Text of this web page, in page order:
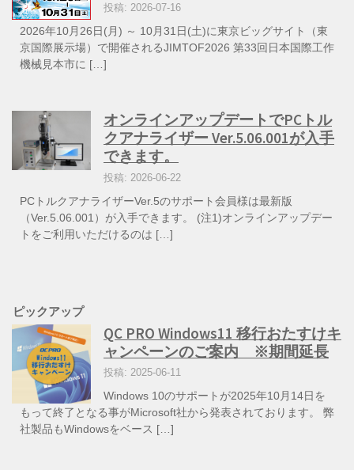
投稿: 2026-07-16
2026年10月26日(月) ～ 10月31日(土)に東京ビッグサイト（東
京国際展示場）で開催されるJIMTOF2026 第33回日本国際工作
機械見本市に […]
オンラインアップデートでPCトル
クアナライザー Ver.5.06.001が入手
できます。
投稿: 2026-06-22
PCトルクアナライザーVer.5のサポート会員様は最新版
（Ver.5.06.001）が入手できます。 (注1)オンラインアップデー
トをご利用いただけるのは […]
ピックアップ
QC PRO Windows11 移行おたすけキ
ャンペーンのご案内 ※期間延長
投稿: 2025-06-11
Windows 10のサポートが2025年10月14日を
もって終了となる事がMicrosoft社から発表されております。 弊
社製品もWindowsをベース […]